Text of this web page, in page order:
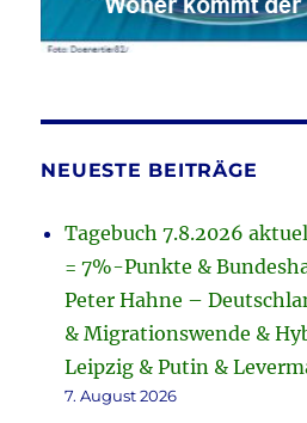
NEUESTE BEITRÄGE
Tagebuch 7.8.2026
= 7%-Punkte &
Peter Hahne –
& Migrationswende &
Leipzig & Putin &
7. August 2026